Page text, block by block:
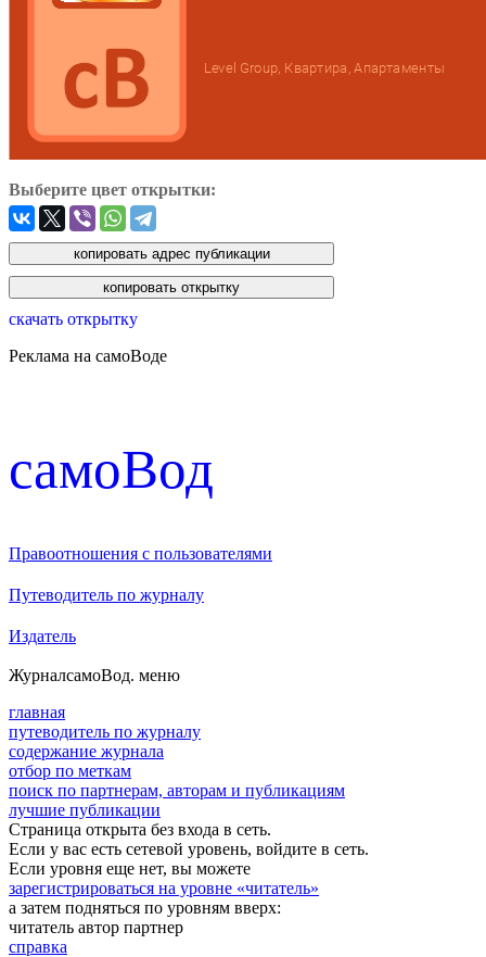
Выберите цвет открытки:
скачать открытку
Реклама на самоВоде
cамоВод
Правоотношения с пользователями
Путеводитель по журналу
Издатель
ЖурналсамоВод. меню
главная
путеводитель по журналу
содержание журнала
отбор по меткам
поиск по партнерам, авторам и публикациям
лучшие публикации
Страница открыта без входа в сеть.
Если у вас есть сетевой уровень, войдите в сеть.
Если уровня еще нет, вы можете
зарегистрироваться на уровне «читатель»
а затем подняться по уровням вверх:
читатель автор партнер
справка